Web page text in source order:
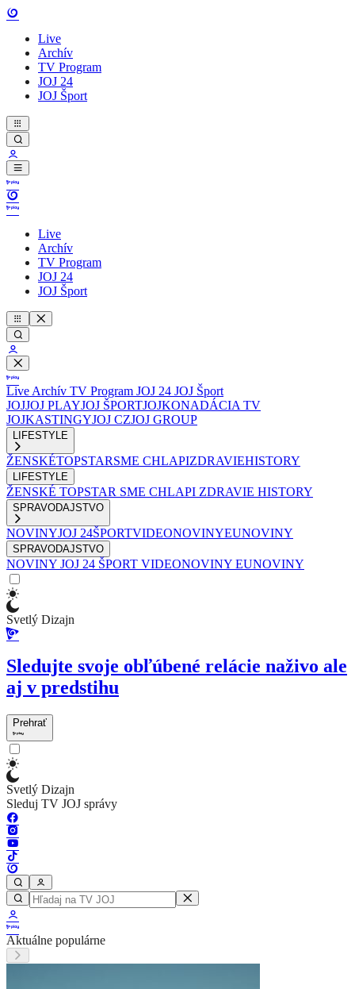
Live
Archív
TV Program
JOJ 24
JOJ Šport
Live
Archív
TV Program
JOJ 24
JOJ Šport
Live Archív TV Program JOJ 24 JOJ Šport
JOJJOJ PLAYJOJ ŠPORTJOJKONADÁCIA TV
JOJKASTINGYJOJ CZJOJ GROUP
LIFESTYLE
ŽENSKÉTOPSTARSME CHLAPIZDRAVIEHISTORY
LIFESTYLE
ŽENSKÉ TOPSTAR SME CHLAPI ZDRAVIE HISTORY
SPRAVODAJSTVO
NOVINYJOJ 24ŠPORTVIDEONOVINYEUNOVINY
SPRAVODAJSTVO
NOVINY JOJ 24 ŠPORT VIDEONOVINY EUNOVINY
Svetlý Dizajn
Sledujte svoje obľúbené relácie naživo ale
aj v predstihu
Prehrať
Svetlý Dizajn
Sleduj TV JOJ správy
Aktuálne populárne